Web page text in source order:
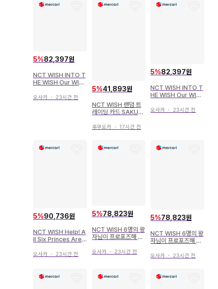
5%82,397원
NCT WISH INTO T
HE WISH Our WIS
UL 사쿠야 STAR WI
오사카 ・ 23시간 전
5%41,893원
NCT WISH 랜덤 트
레이딩 카드 SAKUY
Our WISH ENCORE
후쿠오카・ 17시간 전
5%82,397원
NCT WISH INTO T
HE WISH Our WIS
UL YUSHI DOLL H
오사카 ・ 23시간 전
5%90,736원
NCT WISH Help! A
ll Six Princes Are
to Me JAEHEE Prin
오사카 ・ 23시간 전
5%78,823원
NCT WISH 6명의 왕
자님이 프로포즈해 올
HEE 마스코트 키링
오사카・ 23시간 전
5%78,823원
NCT WISH 6명의 왕
자님이 프로포즈해 올
U 마스코트 키링
오사카 ・ 23시간 전